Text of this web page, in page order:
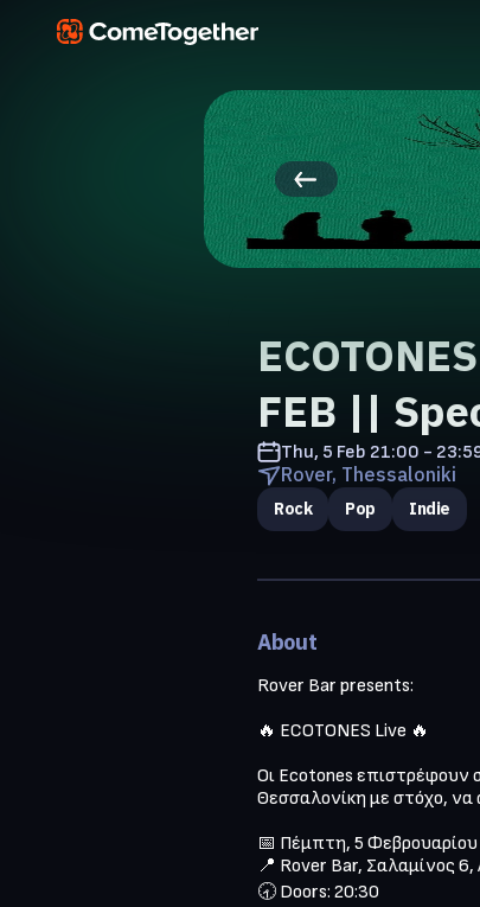
FEB ||
Thu, 5 Feb 21:00 -
Rover, Thessaloniki
Rock Pop Indie
About
Rover Bar presents:
🔥 ECOTONES Live 🔥
Οι Ecotones επιστρέφουν
Θεσσαλονίκη με στόχο,
📅 Πέμπτη, 5 Φεβρουαρίου
📍 Rover Bar, Σαλαμίνος 6,
🕣 Doors: 20:30